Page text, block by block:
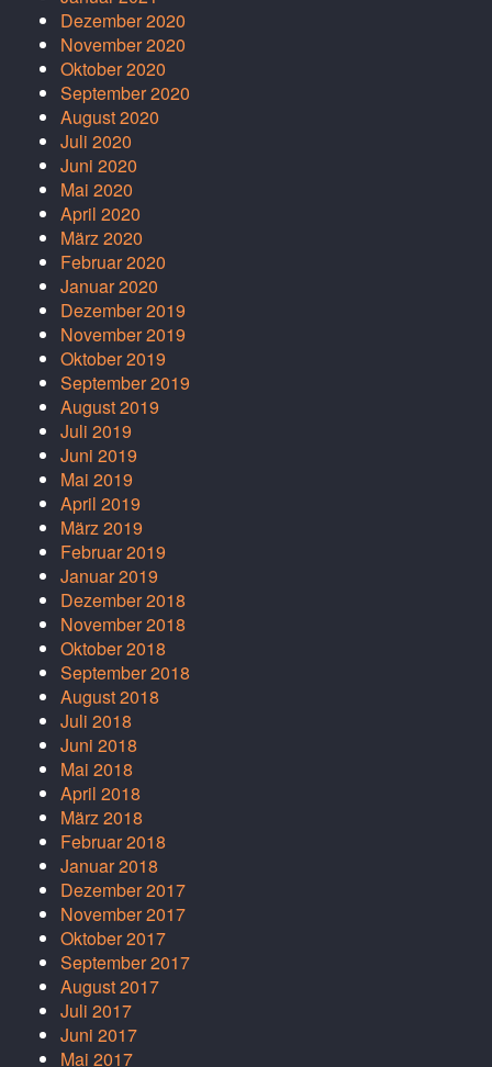
Dezember 2020
November 2020
Oktober 2020
September 2020
August 2020
Juli 2020
Juni 2020
Mai 2020
April 2020
März 2020
Februar 2020
Januar 2020
Dezember 2019
November 2019
Oktober 2019
September 2019
August 2019
Juli 2019
Juni 2019
Mai 2019
April 2019
März 2019
Februar 2019
Januar 2019
Dezember 2018
November 2018
Oktober 2018
September 2018
August 2018
Juli 2018
Juni 2018
Mai 2018
April 2018
März 2018
Februar 2018
Januar 2018
Dezember 2017
November 2017
Oktober 2017
September 2017
August 2017
Juli 2017
Juni 2017
Mai 2017